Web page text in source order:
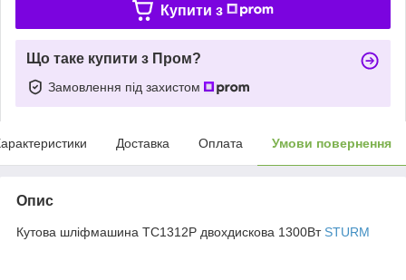
Купити з
Що таке купити з Пром?
Замовлення під захистом
Доставка Оплата Умови повернення
Опис
Кутова шліфмашина ТС1312Р двохдискова 1300Вт STURM